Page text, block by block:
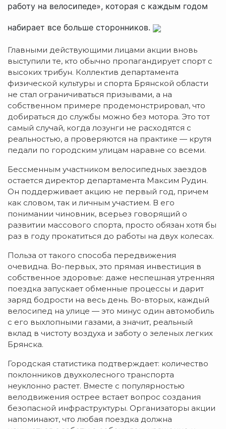
работу на велосипеде», которая с каждым годом
набирает все больше сторонников.
Главными действующими лицами акции вновь
выступили те, кто обычно пропагандирует спорт с
высоких трибун. Коллектив департамента
физической культуры и спорта Брянской области
не стал ограничиваться призывами, а на
собственном примере продемонстрировал, что
добираться до службы можно без мотора. Это тот
самый случай, когда лозунги не расходятся с
реальностью, а проверяются на практике — крутя
педали по городским улицам наравне со всеми.
Бессменным участником велосипедных заездов
остается директор департамента Максим Рудин.
Он поддерживает акцию не первый год, причем
как словом, так и личным участием. В его
понимании чиновник, всерьез говорящий о
развитии массового спорта, просто обязан хотя бы
раз в году прокатиться до работы на двух колесах.
Польза от такого способа передвижения
очевидна. Во-первых, это прямая инвестиция в
собственное здоровье: даже неспешная утренняя
поездка запускает обменные процессы и дарит
заряд бодрости на весь день. Во-вторых, каждый
велосипед на улице — это минус один автомобиль
с его выхлопными газами, а значит, реальный
вклад в чистоту воздуха и заботу о зеленых легких
Брянска.
Городская статистика подтверждает: количество
поклонников двухколесного транспорта
неуклонно растет. Вместе с популярностью
велодвижения острее встает вопрос создания
безопасной инфраструктуры. Организаторы акции
напоминают, что любая поездка должна